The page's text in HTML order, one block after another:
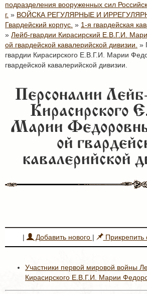
подразделения вооруженных сил
г. » ВОЙСКА РЕГУЛЯРНЫЕ И
Гвардейский корпус. » 1-я гвардейская
» Лейб-гвардии Кирасирский Е.В.Г.И.
ой гвардейской кавалерийской дивизии. »
гвардии Кирасирского Е.В.Г.И. Марии
гвардейской кавалерийской дивизии.
Персоналии
Кирасирского
Марии
ой
кавалерийской
| Добавить нового | Прикрепить
Участники первой мировой войны
Кирасирского Е.В.Г.И. Марии